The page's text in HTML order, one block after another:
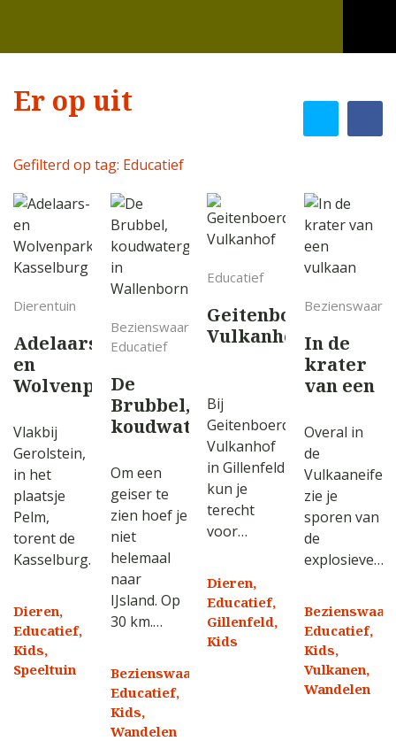
Er op uit
Gefilterd op tag: Educatief
tag
filter
Dierentuin
Adelaars-
en
Wolvenpark
Kasselburg
Vlakbij
Gerolstein,
in het
plaatsje
Pelm,
torent de
Kasselburg…
Dieren,
Educatief,
Kids,
Speeltuin
Bezienswaardigheid
Educatief
De
Brubbel,
koudwatergeiser
Wallenborn
Om een
geiser te
zien hoef je
niet
helemaal
naar
IJsland. Op
30 km.…
Bezienswaardigheid,
Educatief,
Kids,
Wandelen
Educatief
Geitenboerderij
Vulkanhof
Bij
Geitenboerderij
Vulkanhof
in Gillenfeld
kun je
terecht
voor…
Dieren,
Educatief,
Gillenfeld,
Kids
In de
krater
van een
Overal in
de
Vulkaaneifel
zie je
sporen van
de
explosieve…
Educatief,
Kids,
Vulkanen,
Wandelen